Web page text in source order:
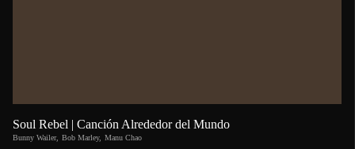
Soul Rebel | Canción Alrededor del Mundo
Bunny Wailer, Bob Marley, Manu Chao